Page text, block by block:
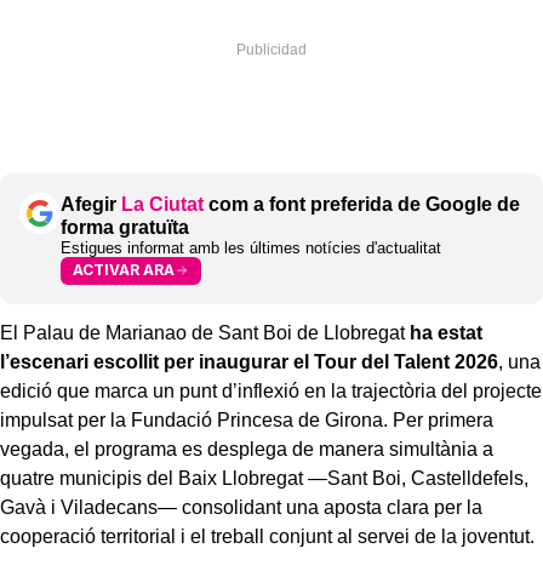
Afegir La Ciutat com a font preferida de Google de
forma gratuïta
Estigues informat amb les últimes notícies d'actualitat
ACTIVAR ARA
El Palau de Marianao de Sant Boi de Llobregat ha estat
l’escenari escollit per inaugurar el Tour del Talent 2026, una
edició que marca un punt d’inflexió en la trajectòria del projecte
impulsat per la Fundació Princesa de Girona. Per primera
vegada, el programa es desplega de manera simultània a
quatre municipis del Baix Llobregat —Sant Boi, Castelldefels,
Gavà i Viladecans— consolidant una aposta clara per la
cooperació territorial i el treball conjunt al servei de la joventut.